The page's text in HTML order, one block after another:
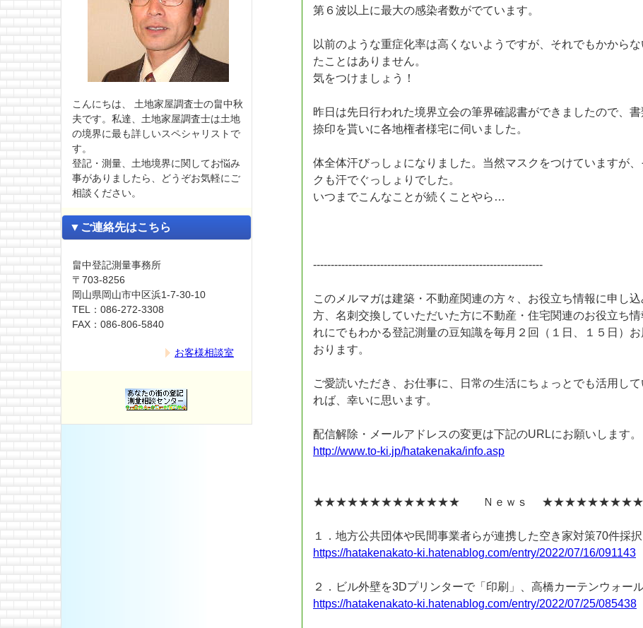
こんにちは、 土地家屋調査士の畠中秋
夫です。私達、土地家屋調査士は土地
の境界に最も詳しいスペシャリストで
す。
登記・測量、土地境界に関してお悩み
事がありましたら、どうぞお気軽にご
相談ください。
▼ご連絡先はこちら
畠中登記測量事務所
〒703-8256
岡山県岡山市中区浜1-7-30-10
TEL：086-272-3308
FAX：086-806-5840
お客様相談室
第６波以上に最大の感染者数がでています。
以前のような重症化率は高くないようですが、それでもかからな
たことはありません。
気をつけましょう！
昨日は先日行われた境界立会の筆界確認書ができましたので、書
捺印を貰いに各地権者様宅に伺いました。
体全体汗びっしょになりました。当然マスクをつけていますが、
クも汗でぐっしょりでした。
いつまでこんなことが続くことやら…
-----------------------------------------------------------------
このメルマガは建築・不動産関連の方々、お役立ち情報に申し込
方、名刺交換していただいた方に不動産・住宅関連のお役立ち
れにでもわかる登記測量の豆知識を毎月２回（１日、１５日）お
おります。
ご愛読いただき、お仕事に、日常の生活にちょっとでも活用し
れば、幸いに思います。
配信解除・メールアドレスの変更は下記のURLにお願いします。
http://www.to-ki.jp/hatakenaka/info.asp
★★★★★★★★★★★★★ Ｎｅｗｓ
１．地方公共団体や民間事業者らが連携した空き家対策70件採択
https://hatakenakato-ki.hatenablog.com/entry/2022/07/16/091143
２．ビル外壁を3Dプリンターで「印刷」、高橋カーテンウォー
https://hatakenakato-ki.hatenablog.com/entry/2022/07/25/085438